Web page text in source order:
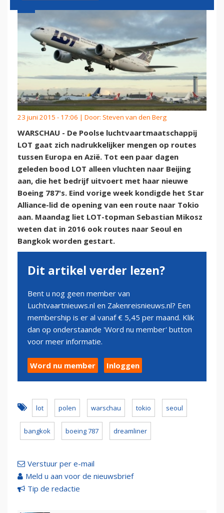
23 juni 2015 - 17:06 | Door: Steven van den Berg
WARSCHAU - De Poolse luchtvaartmaatschappij
LOT gaat zich nadrukkelijker mengen op routes
tussen Europa en Azië. Tot een paar dagen
geleden bood LOT alleen vluchten naar Beijing
aan, die het bedrijf uitvoert met haar nieuwe
Boeing 787's. Eind vorige week kondigde het Star
Alliance-lid de opening van een route naar Tokio
aan. Maandag liet LOT-topman Sebastian Mikosz
weten dat in 2016 ook routes naar Seoul en
Bangkok worden gestart.
Dit artikel verder lezen?
Bent u nog geen member van
Luchtvaartnieuws.nl en Zakenreisnieuws.nl? Een
membership is er al vanaf € 5,45 per maand. Klik
dan op onderstaande 'Word nu member' button
voor meer informatie.
Word nu member Inloggen
lot polen warschau tokio seoul
bangkok boeing 787 dreamliner
Verstuur per e-mail
Meld u aan voor de nieuwsbrief
Tip de redactie